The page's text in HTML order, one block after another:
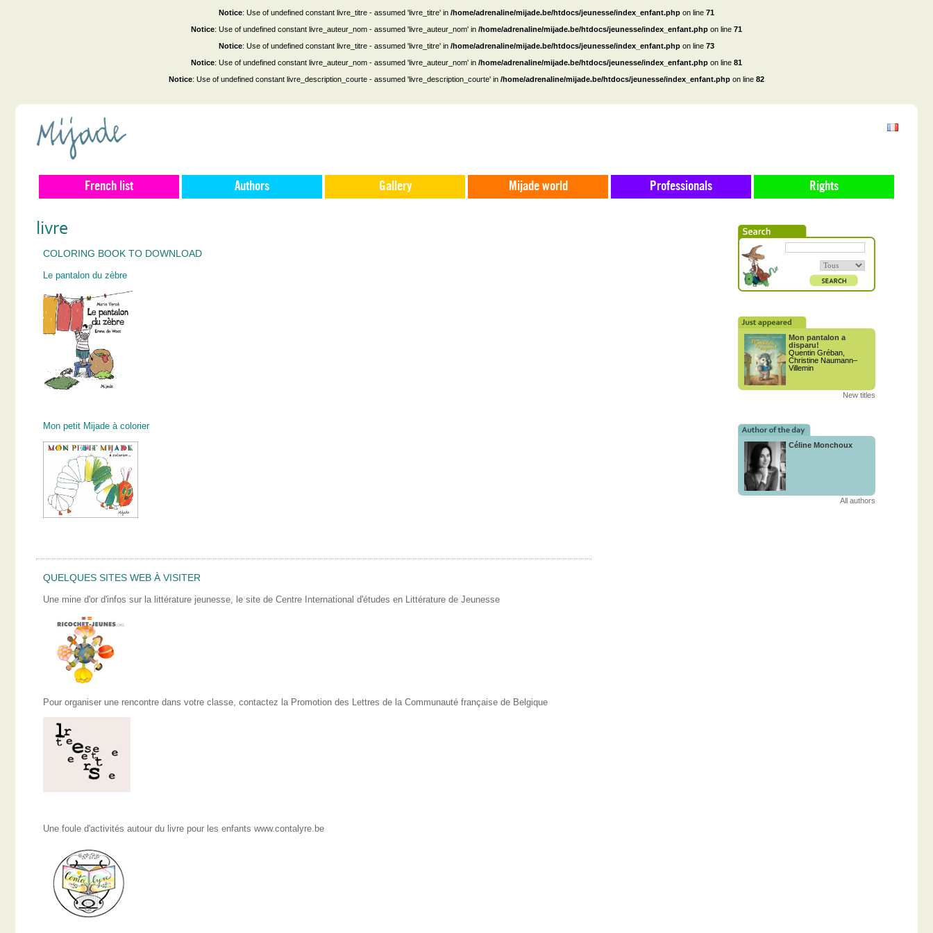
Notice: Use of undefined constant livre_titre - assumed 'livre_titre' in /home/adrenaline/mijade.be/htdocs/jeunesse/index_enfant.php on line 71
Notice: Use of undefined constant livre_auteur_nom - assumed 'livre_auteur_nom' in /home/adrenaline/mijade.be/htdocs/jeunesse/index_enfant.php on line 71
Notice: Use of undefined constant livre_titre - assumed 'livre_titre' in /home/adrenaline/mijade.be/htdocs/jeunesse/index_enfant.php on line 73
Notice: Use of undefined constant livre_auteur_nom - assumed 'livre_auteur_nom' in /home/adrenaline/mijade.be/htdocs/jeunesse/index_enfant.php on line 81
Notice: Use of undefined constant livre_description_courte - assumed 'livre_description_courte' in /home/adrenaline/mijade.be/htdocs/jeunesse/index_enfant.php on line 82
French list Authors Gallery Mijade world Professionals Rights
livre
COLORING BOOK TO DOWNLOAD
Le pantalon du zèbre
Mon petit Mijade à colorier
QUELQUES SITES WEB À VISITER
Une mine d'or d'infos sur la littérature jeunesse, le site de Centre International d'études en Littérature de Jeunesse
Pour organiser une rencontre dans votre classe, contactez la Promotion des Lettres de la Communauté française de Belgique
Une foule d'activités autour du livre pour les enfants www.contalyre.be
Mon pantalon a
disparu!
Quentin Gréban,
Christine Naumann–
Villemin
New titles
Céline Monchoux
All authors